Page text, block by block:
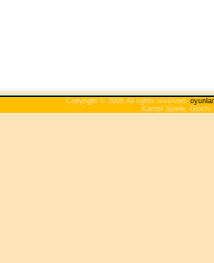
Copyright © 2006 All rights reserved.
Kampf Spiele,